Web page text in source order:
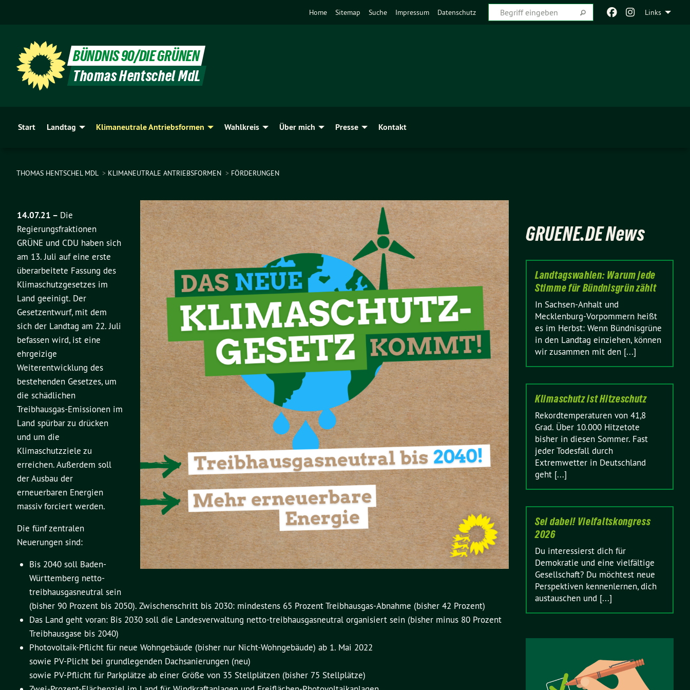
Links
Home Sitemap Suche Impressum Datenschutz
BÜNDNIS 90/DIE GRÜNEN
Thomas Hentschel MdL
Start Landtag Klimaneutrale Antriebsformen Wahlkreis Über mich Presse Kontakt
THOMAS HENTSCHEL MDL KLIMANEUTRALE ANTRIEBSFORMEN FÖRDERUNGEN
14.07.21 – Die
Regierungsfraktionen
GRÜNE und CDU haben sich
am 13. Juli auf eine erste
überarbeitete Fassung des
Klimaschutzgesetzes im
Land geeinigt. Der
Gesetzentwurf, mit dem
sich der Landtag am 22. Juli
befassen wird, ist eine
ehrgeizige
Weiterentwicklung des
bestehenden Gesetzes, um
die schädlichen
Treibhausgas-Emissionen im
Land spürbar zu drücken
und um die
Klimaschutzziele zu
erreichen. Außerdem soll
der Ausbau der
erneuerbaren Energien
massiv forciert werden.
Die fünf zentralen
Neuerungen sind:
Bis 2040 soll Baden-
Württemberg netto-
treibhausgasneutral sein
(bisher 90 Prozent bis 2050). Zwischenschritt bis 2030: mindestens 65 Prozent Treibhausgas-Abnahme (bisher 42 Prozent)
Das Land geht voran: Bis 2030 soll die Landesverwaltung netto-treibhausgasneutral organisiert sein (bisher minus 80 Prozent
Treibhausgase bis 2040)
Photovoltaik-Pflicht für neue Wohngebäude (bisher nur Nicht-Wohngebäude) ab 1. Mai 2022
sowie PV-Plicht bei grundlegenden Dachsanierungen (neu)
sowie PV-Pflicht für Parkplätze ab einer Größe von 35 Stellplätzen (bisher 75 Stellplätze)
GRUENE.DE News
Landtagswahlen: Warum jede
Stimme für Bündnisgrün zählt
In Sachsen-Anhalt und
Mecklenburg-Vorpommern heißt
es im Herbst: Wenn Bündnisgrüne
in den Landtag einziehen, können
wir zusammen mit den [...]
Klimaschutz ist Hitzeschutz
Rekordtemperaturen von 41,8
Grad. Über 10.000 Hitzetote
bisher in diesen Sommer. Fast
jeder Todesfall durch
Extremwetter in Deutschland
geht [...]
Sei dabei! Vielfaltskongress
2026
Du interessierst dich für
Demokratie und eine vielfältige
Gesellschaft? Du möchtest neue
Perspektiven kennenlernen, dich
austauschen und [...]